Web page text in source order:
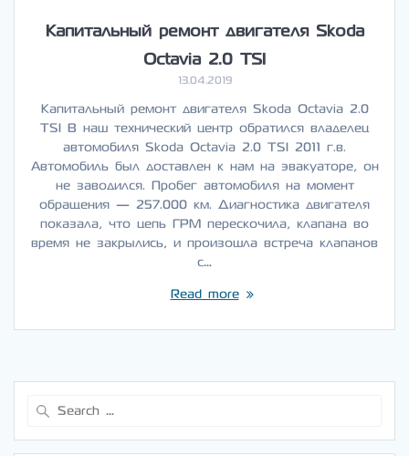
Капитальный ремонт двигателя Skoda
Octavia 2.0 TSI
13.04.2019
Капитальный ремонт двигателя Skoda Octavia 2.0
TSI В наш технический центр обратился владелец
автомобиля Skoda Octavia 2.0 TSI 2011 г.в.
Автомобиль был доставлен к нам на эвакуаторе, он
не заводился. Пробег автомобиля на момент
обращения — 257.000 км. Диагностика двигателя
показала, что цепь ГРМ перескочила, клапана во
время не закрылись, и произошла встреча клапанов
с…
Read more